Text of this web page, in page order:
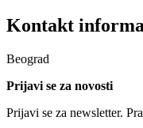
Kontakt
Beograd
Prijavi se za novosti
Prijavi se za newsletter.